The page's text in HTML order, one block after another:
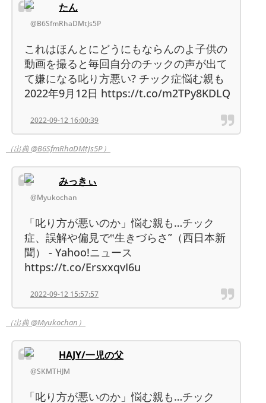
たん
@B6SfmRhaDMtJs5P
これはほんとにどうにもならんのよ子供の
動画を撮ると毎回自分のチックの声が出て
て嫌になる叱り方悪い? チック症悩む親も
2022年9月12日 https://t.co/m2TPy8KDLQ
2022-09-12 16:00:39
（出典 @B6SfmRhaDMtJs5P）
みっきぃ
@Myukochan
「叱り方が悪いのか」悩む親も…チック
症、誤解や偏見で‟生きづらさ”（西日本新
聞） - Yahoo!ニュース
https://t.co/ErsxxqvI6u
2022-09-12 15:57:57
（出典 @Myukochan）
HAJY/一児の父
@SKMTHJM
「叱り方が悪いのか」悩む親も…チック